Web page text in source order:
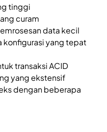
tinggi
curam
data kecil
konfigurasi yang tepat
transaksi ACID
yang ekstensif
dengan beberapa